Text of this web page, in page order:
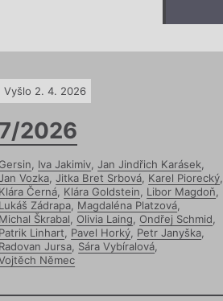
Vyšlo 2. 4. 2026
2026
, Iva Jakimiv, Jan Jindřich Karásek,
Vozka, Jitka Bret Srbová, Karel Piorecký,
Černá, Klára Goldstein, Libor Magdoň,
Zádrapa, Magdaléna Platzová,
Škrabal, Olivia Laing, Ondřej Schmid,
Linhart, Pavel Horký, Petr Janyška,
Jursa, Sára Vybíralová,
Němec